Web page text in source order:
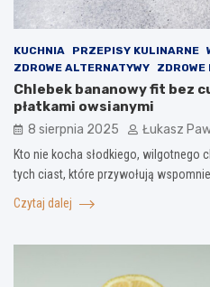
KUCHNIA PRZEPISY KULINARNE
ZDROWE ALTERNATYWY
Chlebek bananowy fit bez
płatkami owsianymi
8 sierpnia 2025 Łukasz
Kto nie kocha słodkiego, wilgotnego
tych ciast, które przywołują
Czytaj dalej